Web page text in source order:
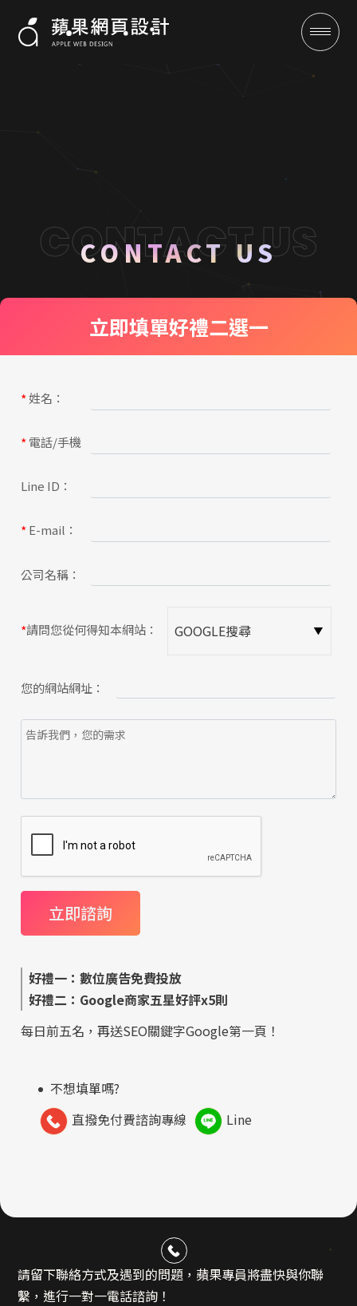
聯絡我們 CONTACT US
行銷專欄
CONTACT US
立即填單好禮二選一
*姓名：
*電話/手機
Line ID：
*E-mail：
公司名稱：
*請問您從何得知本網站：
您的網站網址：
好禮一：數位廣告免費投放
好禮二：Google商家五星好評x5則
每日前五名，再送SEO關鍵字Google第一頁！
不想填單嗎?
直撥免付費諮詢專線
Line
請留下聯絡方式及遇到的問題，蘋果專員將盡快與你聯
繫，進行一對一電話諮詢！